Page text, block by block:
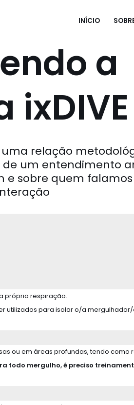
INÍCIO
a
ixDIVE
relação
de um entendimento
e sobre quem
própria respiração.
utilizados para isolar o/a
ou em áreas profundas, tendo
todo mergulho, é preciso